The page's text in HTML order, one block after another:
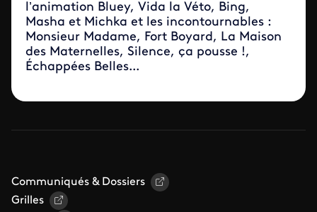
l’animation Bluey, Vida la Véto, Bing,
Masha et Michka et les incontournables :
Monsieur Madame, Fort Boyard, La Maison
des Maternelles, Silence, ça pousse !,
Échappées Belles...
Communiqués & Dossiers
Grilles